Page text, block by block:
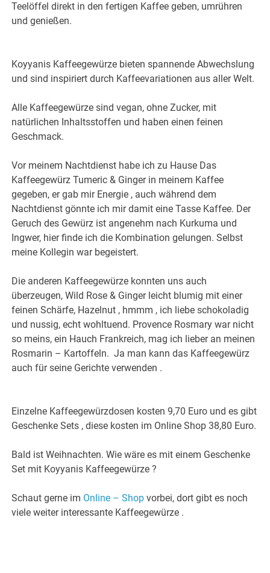
Teelöffel direkt in den fertigen Kaffee geben, umrühren
und genießen.
Koyyanis Kaffeegewürze bieten spannende Abwechslung
und sind inspiriert durch Kaffeevariationen aus aller Welt.
Alle Kaffeegewürze sind vegan, ohne Zucker, mit
natürlichen Inhaltsstoffen und haben einen feinen
Geschmack.
Vor meinem Nachtdienst habe ich zu Hause Das
Kaffeegewürz Tumeric & Ginger in meinem Kaffee
gegeben, er gab mir Energie , auch während dem
Nachtdienst gönnte ich mir damit eine Tasse Kaffee. Der
Geruch des Gewürz ist angenehm nach Kurkuma und
Ingwer, hier finde ich die Kombination gelungen. Selbst
meine Kollegin war begeistert.
Die anderen Kaffeegewürze konnten uns auch
überzeugen, Wild Rose & Ginger leicht blumig mit einer
feinen Schärfe, Hazelnut , hmmm , ich liebe schokoladig
und nussig, echt wohltuend. Provence Rosmary war nicht
so meins, ein Hauch Frankreich, mag ich lieber an meinen
Rosmarin – Kartoffeln. Ja man kann das Kaffeegewürz
auch für seine Gerichte verwenden .
Einzelne Kaffeegewürzdosen kosten 9,70 Euro und es gibt
Geschenke Sets , diese kosten im Online Shop 38,80 Euro.
Bald ist Weihnachten. Wie wäre es mit einem Geschenke
Set mit Koyyanis Kaffeegewürze ?
Schaut gerne im Online – Shop vorbei, dort gibt es noch
viele weiter interessante Kaffeegewürze .